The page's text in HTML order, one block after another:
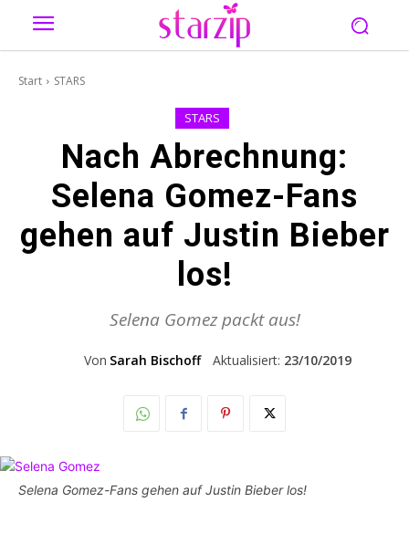
Start STARS
STARS
Nach Abrechnung:
Selena Gomez-Fans
gehen auf Justin Bieber
los!
Selena Gomez packt aus!
Von Sarah Bischoff Aktualisiert: 23/10/2019
Selena Gomez-Fans gehen auf Justin Bieber los!